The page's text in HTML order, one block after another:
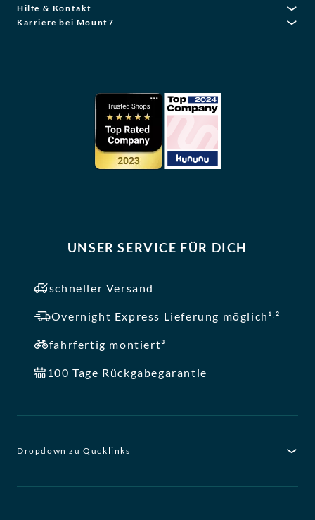
Hilfe & Kontakt
Karriere bei Mount7
UNSER SERVICE FÜR DICH
schneller Versand
Overnight Express Lieferung möglich¹ ,²
fahrfertig montiert³
100 Tage Rückgabegarantie
Dropdown zu Qucklinks